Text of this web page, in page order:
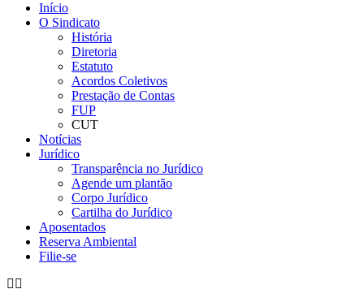
Início
O Sindicato
História
Diretoria
Estatuto
Acordos Coletivos
Prestação de Contas
FUP
CUT
Notícias
Jurídico
Transparência no Jurídico
Agende um plantão
Corpo Jurídico
Cartilha do Jurídico
Aposentados
Reserva Ambiental
Filie-se